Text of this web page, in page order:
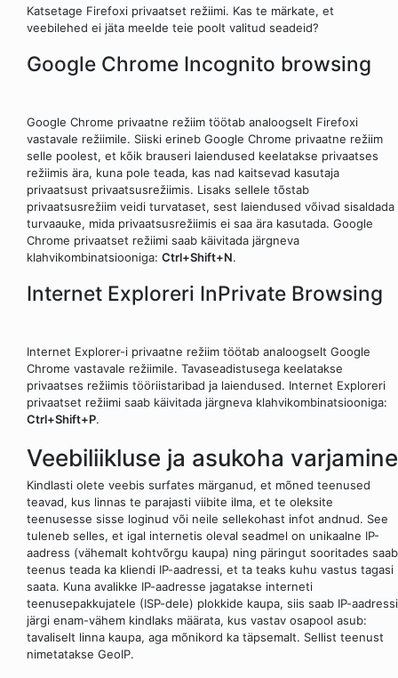
Katsetage Firefoxi privaatset režiimi. Kas te märkate, et
veebilehed ei jäta meelde teie poolt valitud seadeid?
Google Chrome Incognito browsing
Google Chrome privaatne režiim töötab analoogselt Firefoxi
vastavale režiimile. Siiski erineb Google Chrome privaatne režiim
selle poolest, et kõik brauseri laiendused keelatakse privaatses
režiimis ära, kuna pole teada, kas nad kaitsevad kasutaja
privaatsust privaatsusrežiimis. Lisaks sellele tõstab
privaatsusrežiim veidi turvataset, sest laiendused võivad sisaldada
turvaauke, mida privaatsusrežiimis ei saa ära kasutada. Google
Chrome privaatset režiimi saab käivitada järgneva
klahvikombinatsiooniga: Ctrl+Shift+N.
Internet Exploreri InPrivate Browsing
Internet Explorer-i privaatne režiim töötab analoogselt Google
Chrome vastavale režiimile. Tavaseadistusega keelatakse
privaatses režiimis tööriistaribad ja laiendused. Internet Exploreri
privaatset režiimi saab käivitada järgneva klahvikombinatsiooniga:
Ctrl+Shift+P.
Veebiliikluse ja asukoha varjamine
Kindlasti olete veebis surfates märganud, et mõned teenused
teavad, kus linnas te parajasti viibite ilma, et te oleksite
teenusesse sisse loginud või neile sellekohast infot andnud. See
tuleneb selles, et igal internetis oleval seadmel on unikaalne IP-
aadress (vähemalt kohtvõrgu kaupa) ning päringut sooritades saab
teenus teada ka kliendi IP-aadressi, et ta teaks kuhu vastus tagasi
saata. Kuna avalikke IP-aadresse jagatakse interneti
teenusepakkujatele (ISP-dele) plokkide kaupa, siis saab IP-aadressi
järgi enam-vähem kindlaks määrata, kus vastav osapool asub:
tavaliselt linna kaupa, aga mõnikord ka täpsemalt. Sellist teenust
nimetatakse GeoIP.